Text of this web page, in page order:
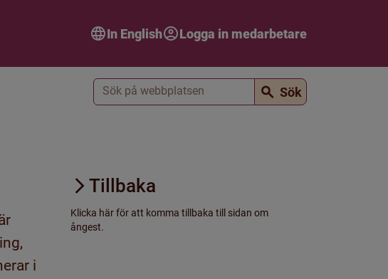
In English Logga in medarbetare
Sök Sök
i
Tillbaka
Klicka här för att komma tillbaka till sidan om
ångest.